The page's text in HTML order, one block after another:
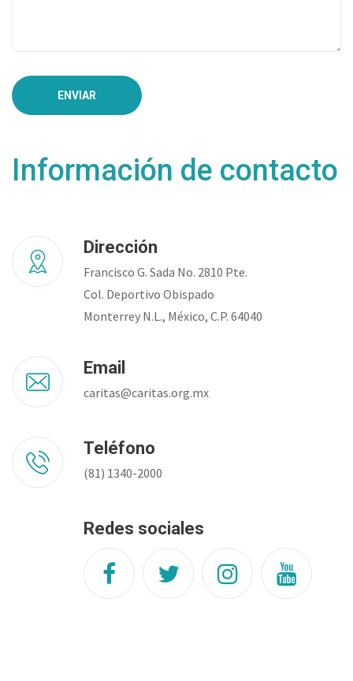
ENVIAR
Información de contacto
Dirección
Francisco G. Sada No. 2810 Pte.
Col. Deportivo Obispado
Monterrey N.L., México, C.P. 64040
Email
caritas@caritas.org.mx
Teléfono
(81) 1340-2000
Redes sociales